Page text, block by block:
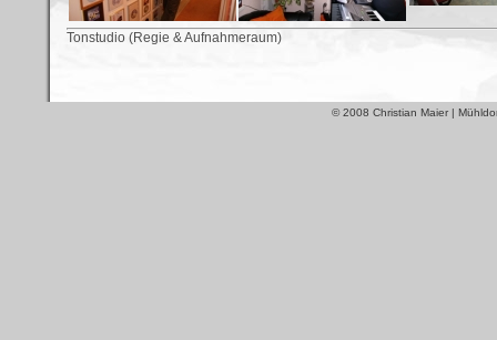
Tonstudio (Regie & Aufnahmeraum)
© 2008 Christian Maier |